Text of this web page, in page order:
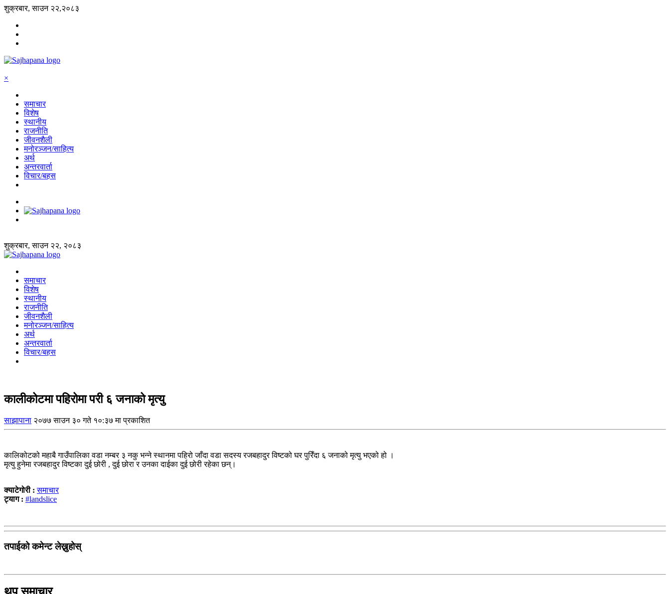
शुक्रबार, साउन २२,२०८३
×
समाचार
विशेष
स्थानीय
राजनीति
जीवनशैली
मनोरञ्जन/साहित्य
अर्थ
अन्तरवार्ता
विचार/बहस
शुक्रबार, साउन २२, २०८३
समाचार
विशेष
स्थानीय
राजनीति
जीवनशैली
मनोरञ्जन/साहित्य
अर्थ
अन्तरवार्ता
विचार/बहस
कालीकोटमा पहिरोमा परी ६ जनाको मृत्यु
साझापाना २०७७ साउन ३० गते १०:३७ मा प्रकाशित
कालिकोटको महाबै गाउँपालिका वडा नम्बर ३ नकु भन्ने स्थानमा पहिरो जाँदा वडा सदस्य रजबहादुर विष्टको घर पुरिँदा ६ जनाको मृत्यु भएको हो ।
मृत्यु हुनेमा रजबहादुर विष्टका दुई छोरी , दुई छोरा र उनका दाईका दुई छोरी रहेका छन्।
क्याटेगोरी :समाचार
ट्याग : #landslice
तपाईको कमेन्ट लेख्नुहोस्